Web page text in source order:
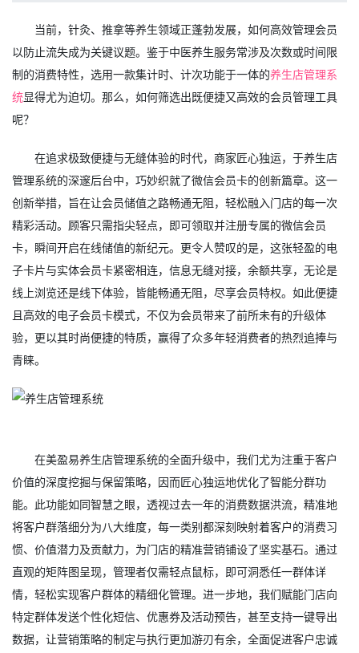
当前，针灸、推拿等养生领域正蓬勃发展，如何高效管理会员
以防止流失成为关键议题。鉴于中医养生服务常涉及次数或时间限
制的消费特性，选用一款集计时、计次功能于一体的养生店管理系
统显得尤为迫切。那么，如何筛选出既便捷又高效的会员管理工具
呢？
在追求极致便捷与无缝体验的时代，商家匠心独运，于养生店
管理系统的深邃后台中，巧妙织就了微信会员卡的创新篇章。这一
创新举措，旨在让会员储值之路畅通无阻，轻松融入门店的每一次
精彩活动。顾客只需指尖轻点，即可领取并注册专属的微信会员
卡，瞬间开启在线储值的新纪元。更令人赞叹的是，这张轻盈的电
子卡片与实体会员卡紧密相连，信息无缝对接，余额共享，无论是
线上浏览还是线下体验，皆能畅通无阻，尽享会员特权。如此便捷
且高效的电子会员卡模式，不仅为会员带来了前所未有的升级体
验，更以其时尚便捷的特质，赢得了众多年轻消费者的热烈追捧与
青睐。
在美盈易养生店管理系统的全面升级中，我们尤为注重于客户
价值的深度挖掘与保留策略，因而匠心独运地优化了智能分群功
能。此功能如同智慧之眼，透视过去一年的消费数据洪流，精准地
将客户群落细分为八大维度，每一类别都深刻映射着客户的消费习
惯、价值潜力及贡献力，为门店的精准营销铺设了坚实基石。通过
直观的矩阵图呈现，管理者仅需轻点鼠标，即可洞悉任一群体详
情，轻松实现客户群体的精细化管理。进一步地，我们赋能门店向
特定群体发送个性化短信、优惠券及活动预告，甚至支持一键导出
数据，让营销策略的制定与执行更加游刃有余，全面促进客户忠诚